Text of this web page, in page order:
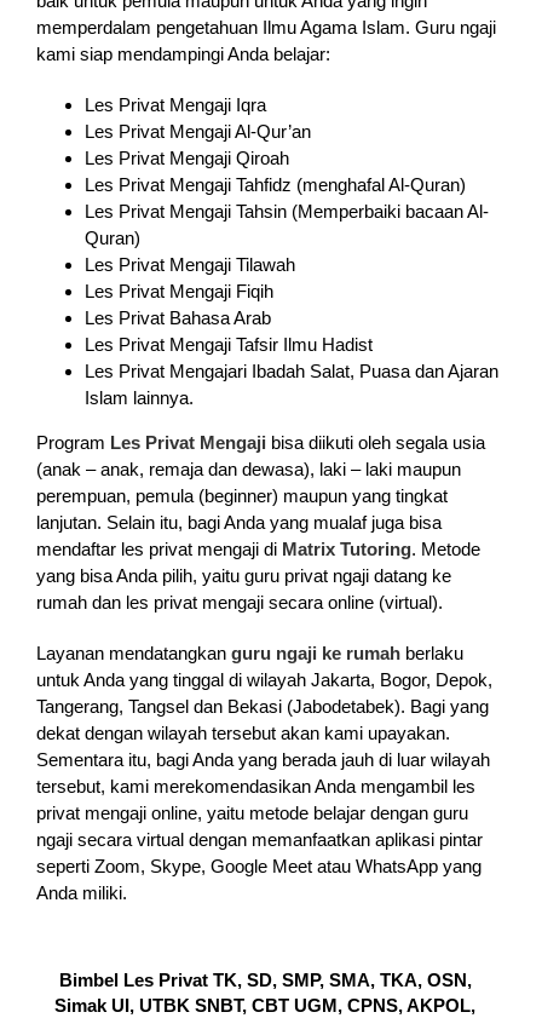
memperdalam pengetahuan Ilmu Agama Islam. Guru ngaji
kami siap mendampingi Anda belajar:
Les Privat Mengaji Iqra
Les Privat Mengaji Al-Qur’an
Les Privat Mengaji Qiroah
Les Privat Mengaji Tahfidz (menghafal Al-Quran)
Les Privat Mengaji Tahsin (Memperbaiki bacaan Al-
Quran)
Les Privat Mengaji Tilawah
Les Privat Mengaji Fiqih
Les Privat Bahasa Arab
Les Privat Mengaji Tafsir Ilmu Hadist
Les Privat Mengajari Ibadah Salat, Puasa dan Ajaran
Islam lainnya.
Program Les Privat Mengaji bisa diikuti oleh segala usia
(anak – anak, remaja dan dewasa), laki – laki maupun
perempuan, pemula (beginner) maupun yang tingkat
lanjutan. Selain itu, bagi Anda yang mualaf juga bisa
mendaftar les privat mengaji di Matrix Tutoring. Metode
yang bisa Anda pilih, yaitu guru privat ngaji datang ke
rumah dan les privat mengaji secara online (virtual).
Layanan mendatangkan guru ngaji ke rumahberlaku
untuk Anda yang tinggal di wilayah Jakarta, Bogor, Depok,
Tangerang, Tangsel dan Bekasi (Jabodetabek). Bagi yang
dekat dengan wilayah tersebut akan kami upayakan.
Sementara itu, bagi Anda yang berada jauh di luar wilayah
tersebut, kami merekomendasikan Anda mengambil les
privat mengaji online, yaitu metode belajar dengan guru
ngaji secara virtual dengan memanfaatkan aplikasi pintar
seperti Zoom, Skype, Google Meet atau WhatsApp yang
Anda miliki.
Bimbel Les Privat TK, SD, SMP, SMA, TKA, OSN,
Simak UI, UTBK SNBT, CBT UGM, CPNS, AKPOL,